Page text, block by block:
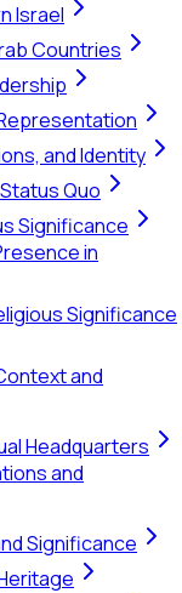
Israel
Countries
and Identity
Quo
Significance
in
Significance
and
Headquarters
and
Significance